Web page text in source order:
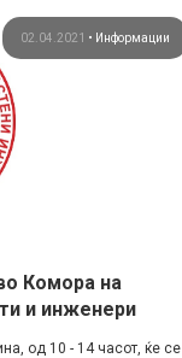
02.04.2021 • Информации
Комора на
и инженери
од 10 - 14 часот, ќе се